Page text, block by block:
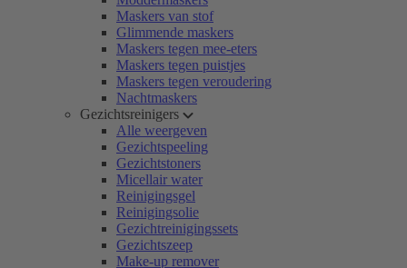
Maskers van stof
Glimmende maskers
Maskers tegen mee-eters
Maskers tegen puistjes
Maskers tegen veroudering
Nachtmaskers
Gezichtsreinigers
Alle weergeven
Gezichtspeeling
Gezichtstoners
Micellair water
Reinigingsgel
Reinigingsolie
Gezichtreinigingssets
Gezichtszeep
Make-up remover